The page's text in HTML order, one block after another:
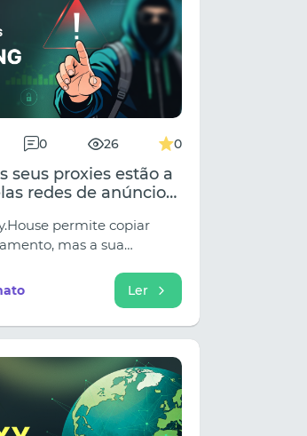
0 26 0
seus proxies estão a
redes de anúncios:
permite copiar
mas a sua
que analisam até
de rede.
Ler